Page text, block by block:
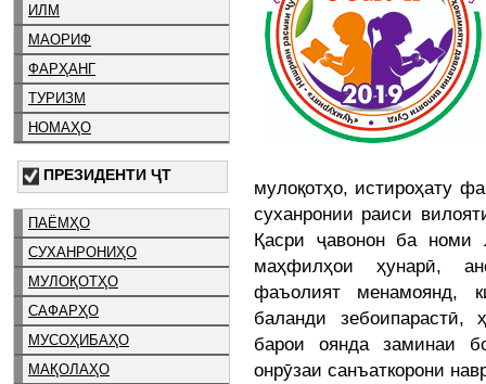
ИЛМ
МАОРИФ
ФАРҲАНГ
ТУРИЗМ
НОМАҲО
ПРЕЗИДЕНТИ ҶТ
ПАЁМҲО
СУХАНРОНИҲО
МУЛОҚОТҲО
САФАРҲО
МУСОҲИБАҲО
МАҚОЛАҲО
мулоқотҳо, истироҳату
суханронии раиси
Қасри ҷавонон ба
маҳфилҳои ҳунарӣ,
фаъолият менамоянд,
баланди зебоипарастӣ,
барои оянда заминаи
онрӯзаи санъаткорони